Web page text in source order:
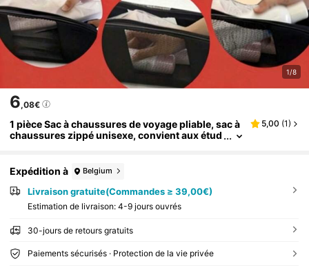
1/8
6,08€
1 pièce Sac à chaussures de voyage pliable, sac à
chaussures zippé unisexe, convient aux étud
x croisières, aux dortoirs, aux voyages d'affaires,
au rangement des chaussures de gym, organisat
eur de bagages, pochette de rangement à l'épreu
ve de la poussière
5,00 (1)
Expédition à Belgium
Livraison gratuite(Commandes ≥ 39,00€)
Estimation de livraison: 4-9 jours ouvrés
30-jours de retours gratuits
Paiements sécurisés · Protection de la vie privée